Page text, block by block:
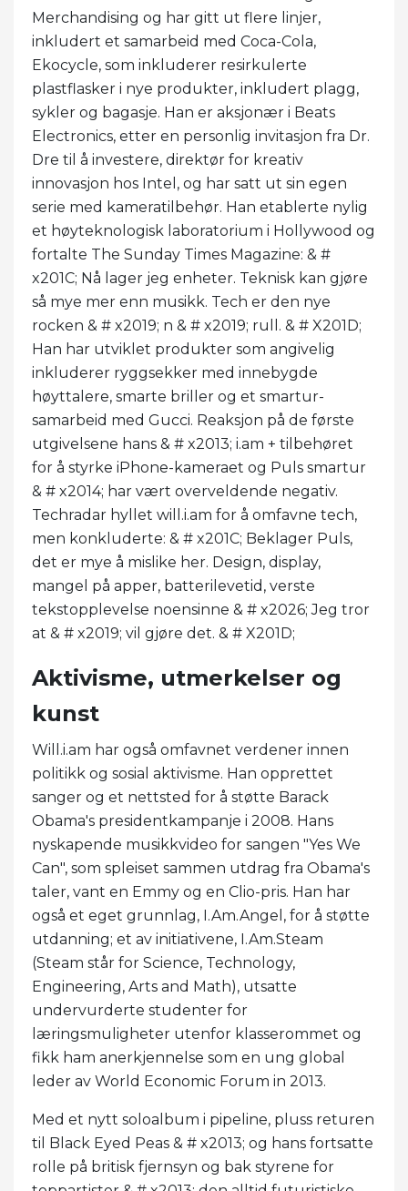
Merchandising og har gitt ut flere linjer,
inkludert et samarbeid med Coca-Cola,
Ekocycle, som inkluderer resirkulerte
plastflasker i nye produkter, inkludert plagg,
sykler og bagasje. Han er aksjonær i Beats
Electronics, etter en personlig invitasjon fra Dr.
Dre til å investere, direktør for kreativ
innovasjon hos Intel, og har satt ut sin egen
serie med kameratilbehør. Han etablerte nylig
et høyteknologisk laboratorium i Hollywood og
fortalte The Sunday Times Magazine: & #
x201C; Nå lager jeg enheter. Teknisk kan gjøre
så mye mer enn musikk. Tech er den nye
rocken & # x2019; n & # x2019; rull. & # X201D;
Han har utviklet produkter som angivelig
inkluderer ryggsekker med innebygde
høyttalere, smarte briller og et smartur-
samarbeid med Gucci. Reaksjon på de første
utgivelsene hans & # x2013; i.am + tilbehøret
for å styrke iPhone-kameraet og Puls smartur
& # x2014; har vært overveldende negativ.
Techradar hyllet will.i.am for å omfavne tech,
men konkluderte: & # x201C; Beklager Puls,
det er mye å mislike her. Design, display,
mangel på apper, batterilevetid, verste
tekstopplevelse noensinne & # x2026; Jeg tror
at & # x2019; vil gjøre det. & # X201D;
Aktivisme, utmerkelser og
kunst
Will.i.am har også omfavnet verdener innen
politikk og sosial aktivisme. Han opprettet
sanger og et nettsted for å støtte Barack
Obama's presidentkampanje i 2008. Hans
nyskapende musikkvideo for sangen "Yes We
Can", som spleiset sammen utdrag fra Obama's
taler, vant en Emmy og en Clio-pris. Han har
også et eget grunnlag, I.Am.Angel, for å støtte
utdanning; et av initiativene, I.Am.Steam
(Steam står for Science, Technology,
Engineering, Arts and Math), utsatte
undervurderte studenter for
læringsmuligheter utenfor klasserommet og
fikk ham anerkjennelse som en ung global
leder av World Economic Forum in 2013.
Med et nytt soloalbum i pipeline, pluss returen
til Black Eyed Peas & # x2013; og hans fortsatte
rolle på britisk fjernsyn og bak styrene for